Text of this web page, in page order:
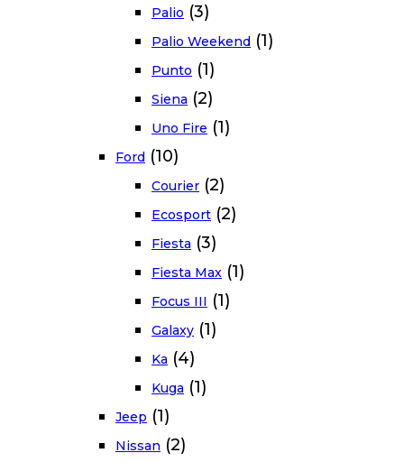
Palio (3)
Palio Weekend (1)
Punto (1)
Siena (2)
Uno Fire (1)
Ford (10)
Courier (2)
Ecosport (2)
Fiesta (3)
Fiesta Max (1)
Focus III (1)
Galaxy (1)
Ka (4)
Kuga (1)
Jeep (1)
Nissan (2)